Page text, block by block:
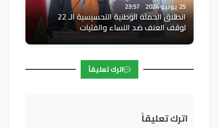
25 يونيو 2024 23:57
انطلاق الحملة الوطنية التحسيسية الـ 22
لوقف العنف ضد النساء والفتيات
اترك تعليقاً
اترك تعليقاً